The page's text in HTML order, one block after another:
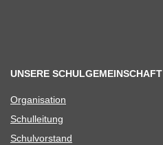
UNSERE SCHULGEMEINSCHAFT
Orga­ni­sa­tion
Schul­lei­tung
Schul­vor­stand